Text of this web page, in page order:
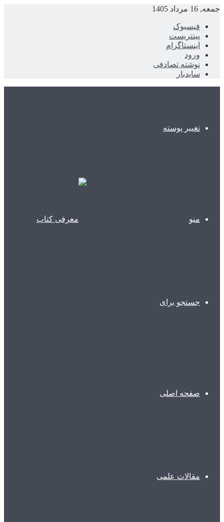
جمعه, 16 مرداد 1405
فیسبوک
پینتریست
اینستاگرام
ورود
نوشته تصادفی
سایدبار
تغییر پوسته
منو
جستجو برای
صفحه اصلی
مقالات علمی